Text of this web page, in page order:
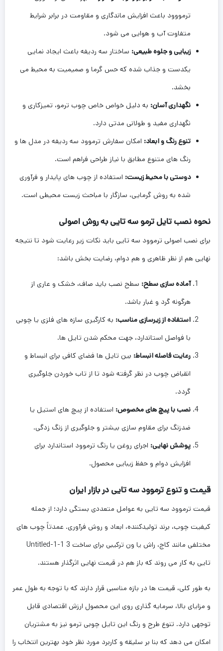
ترمووود باعث افزایش ماندگاری و مقاومت در برابر شرایط
متفاوت آب و هوایی می شود.
زیبایی و جلوه طبیعی: ساختار سه ردیفه باعث ایجاد نمایی
یکدست و جذاب شده که حس گرما و صمیمیت به محیط می
بخشد.
نگهداری آسان: به دلیل خواص خاص چوب ترمو، تمیزکاری و
نگهداری مفید و طولانی مدتی دارد.
تنوع رنگ و ابعاد: امکان سفارش ترموود سه ردیفه در مدل ها و
رنگ های متنوع مطابق با نیاز طراحی فراهم است.
دوستی با محیط زیست: استفاده از چوب های پایدار و فرآوری
شده به روش گرمایی، سازگار با مباحث زیست محیطی است.
نحوه نصب تایل ترمو سه تایی به روش اصولی
برای نصب اصولی ترموود سه تایی باید نکات زیر رعایت شود تا نتیجه
نهایی هم از نظر ظاهری و هم دوام، رضایت بخش باشد:
آماده سازی سطح: سطح نصب باید صاف، خشک و عاری از
هرگونه گرد و غبار باشد.
استفاده از زیرسازی مناسب: به کارگیری سازه های فلزی یا چوبی
با فواصل استاندارد، جهت محکم شدن تایل ها.
رعایت فاصله انبساط: بین تایل ها فضای کافی برای انبساط و
انقباض چوب در نظر گرفته شود تا از تاب خوردن جلوگیری
گردد.
نصب با پیچ های مخصوص: استفاده از پیچ های استیل یا
ضدزنگ برای مقاوم سازی بیشتر و جلوگیری از زنگ زدگی.
پوشش نهایی: اجرای روغن یا رنگ ترموود استاندارد برای
افزایش دوام و حفظ زیبایی محصول.
قیمت و تنوع ترموود سه تایی در بازار ایران
قیمت ترموود سه تایی به عوامل متعددی بستگی دارد؛ از جمله
کیفیت چوب، برند تولیدکننده، ابعاد و روش فرآوری. عمدتاً چوب های
مختلفی مانند کاج، راش یا ون ترکیبی برای ساخت Untitled-1-1 3
تایی به کار می روند که باز هم در قیمت نهایی اثرگذار هستند.
به طور کلی، قیمت ها در بازه مناسبی قرار دارند که با توجه به طول عمر
و مزایای بالا، سرمایه گذاری روی این محصول ارزش اقتصادی قابل
توجهی دارد. تنوع طرح و رنگ این تایل چوبی ترمو نیز به مشتریان
امکان می دهد که بنا بر سلیقه و کاربرد مورد نظر خود بهترین انتخاب را